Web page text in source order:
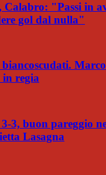
Calabro: "Passi in
gol dal nulla"
in regia
3, buon pareggio
Lasagna